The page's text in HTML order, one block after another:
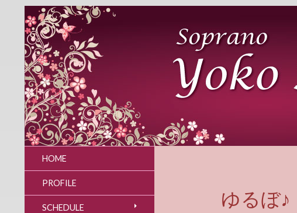
ゆるぼ♪
HOME
PROFILE
SCHEDULE